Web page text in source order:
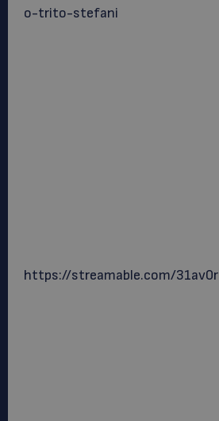
o-trito-stefani
https://streamable.com/31av0r